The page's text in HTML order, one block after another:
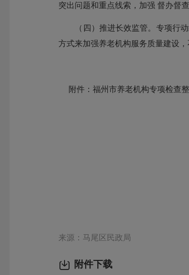
突出问题和重点线索，加强 督办督查
（四）推进长效监管。专项行动
方式来加强养老机构服务质量建设，
附件：福州市养老机构专项检查整
来源：马尾区民政局
附件下载